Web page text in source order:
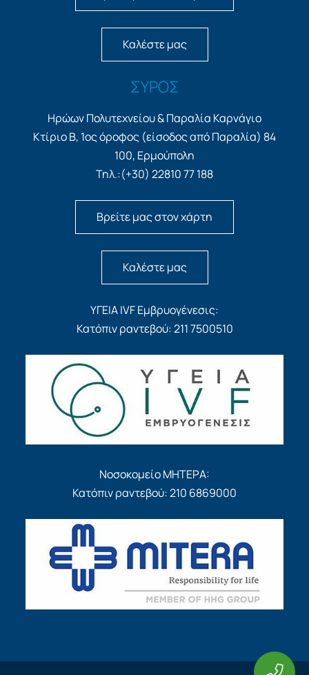
Καλέστε μας
ΣΥΡΟΣ
Ηρώων Πολυτεχνείου & Παραλία Καρνάγιο
Κτίριο Β, 1ος όροφος (είσοδος από Παραλία) 84
100, Ερμούπολη
Τηλ.:(+30) 22810 77 188
Βρείτε μας στον χάρτη
Καλέστε μας
ΥΓΕΙΑ IVF Εμβρυογένεσις:
Κατόπιν ραντεβού: 211 7500510
Νοσοκομείο ΜΗΤΕΡΑ:
Κατόπιν ραντεβού: 210 6869000